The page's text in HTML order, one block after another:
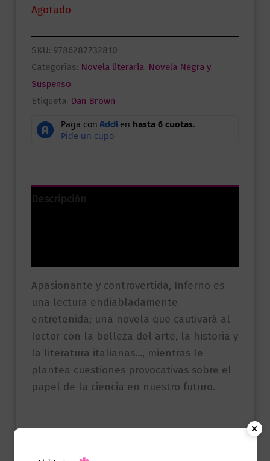
Agotado
SKU: 9786287732810
Categorías: Novela literaria, Novela Negra y
Suspenso
Etiqueta: Dan Brown
Descripción
Apasionante y controvertida, Inferno es
una lectura endiabladamente
entretenida; una novela que cautivará al
lector con la belleza del arte, la historia y
la literatura italianas…, mientras le
plantea cuestiones provocativas sobre el
papel de la ciencia en nuestro futuro.